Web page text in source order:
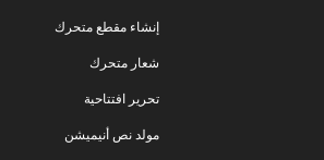
إنشاء مقطع متحرك
شعار متحرك
تحرير افتتاحية
مولد نص أنيميشن